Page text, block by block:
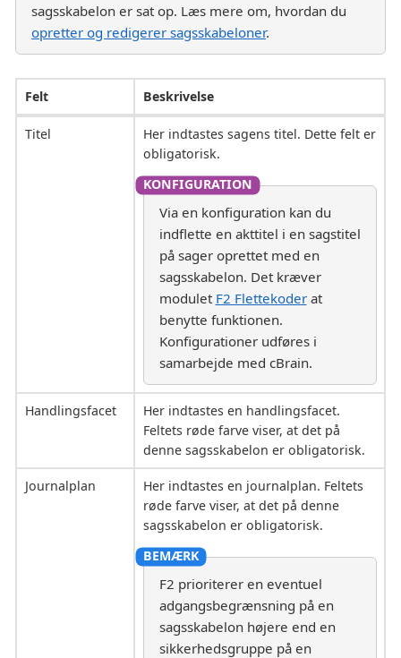
sagsskabelon er sat op. Læs mere om, hvordan du
opretter og redigerer sagsskabeloner.
Felt Beskrivelse
Titel
Her indtastes sagens titel. Dette felt er
obligatorisk.
Via en konfiguration kan du
indflette en akttitel i en sagstitel
på sager oprettet med en
sagsskabelon. Det kræver
modulet F2 Flettekoderat
benytte funktionen.
Konfigurationer udføres i
samarbejde med cBrain.
Handlingsfacet
Her indtastes en handlingsfacet.
Feltets røde farve viser, at det på
denne sagsskabelon er obligatorisk.
Journalplan
Her indtastes en journalplan. Feltets
røde farve viser, at det på denne
sagsskabelon er obligatorisk.
F2 prioriterer en eventuel
adgangsbegrænsning på en
sagsskabelon højere end en
sikkerhedsgruppe på en